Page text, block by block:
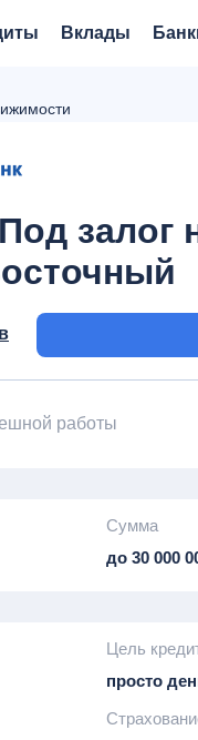
Вклады
залог
работы
Сумма
до 30 000
Цель
просто